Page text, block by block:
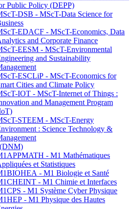
Public Policy (DEPP)
DSB - MScT-Data Science for
EDACF - MScT-Economics, Data
and Corporate Finance
EESM - MScT-Environmental
and Sustainability
ESCLiP - MScT-Economics for
Cities and Climate Policy
IOT - MScT-Internet of Things :
and Management Program
STEEM - MScT-Energy
: Science Technology &
- M1 Mathématiques
et Statistiques
- M1 Biologie et Santé
- M1 Chimie et Interfaces
- M1 Système Cyber Physique
- M1 Physique des Hautes